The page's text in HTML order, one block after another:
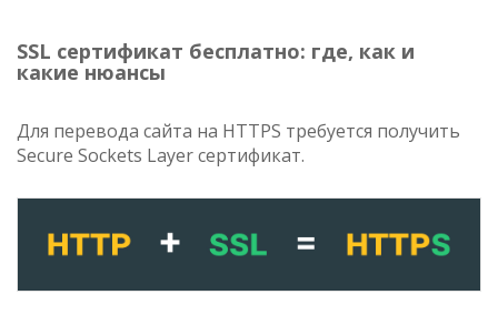
SSL сертификат бесплатно: где, как и
какие нюансы
Для перевода сайта на HTTPS требуется получить
Secure Sockets Layer сертификат.